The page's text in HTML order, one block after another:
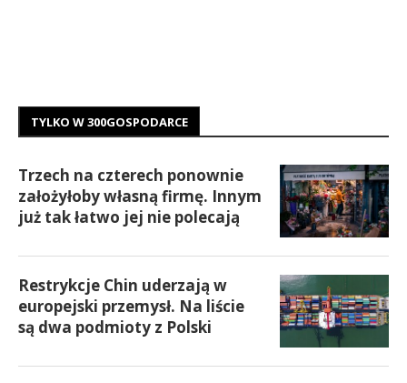
TYLKO W 300GOSPODARCE
Trzech na czterech ponownie
założyłoby własną firmę. Innym
już tak łatwo jej nie polecają
Restrykcje Chin uderzają w
europejski przemysł. Na liście
są dwa podmioty z Polski